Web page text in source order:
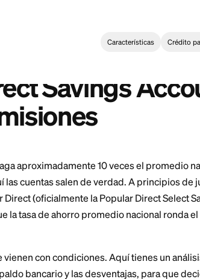
Popular Direct Savings Account: Reseña de
que paga aproximadamente 10
aquí las cuentas salen de verdad.
Popular Direct (oficialmente la
que la tasa de ahorro promedio